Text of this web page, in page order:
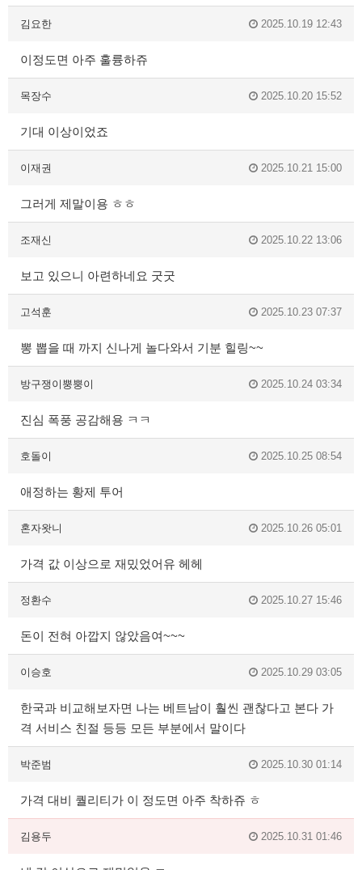
김요한 2025.10.19 12:43
이정도면 아주 훌륭하쥬
목장수 2025.10.20 15:52
기대 이상이었죠
이재권 2025.10.21 15:00
그러게 제말이용 ㅎㅎ
조재신 2025.10.22 13:06
보고 있으니 아련하네요 굿굿
고석훈 2025.10.23 07:37
뽕 뽑을 때 까지 신나게 놀다와서 기분 힐링~~
방구쟁이뿡뿡이 2025.10.24 03:34
진심 폭풍 공감해용 ㅋㅋ
호돌이 2025.10.25 08:54
애정하는 황제 투어
혼자왓니 2025.10.26 05:01
가격 값 이상으로 재밌었어유 헤헤
정환수 2025.10.27 15:46
돈이 전혀 아깝지 않았음여~~~
이승호 2025.10.29 03:05
한국과 비교해보자면 나는 베트남이 훨씬 괜찮다고 본다 가
격 서비스 친절 등등 모든 부분에서 말이다
박준범 2025.10.30 01:14
가격 대비 퀄리티가 이 정도면 아주 착하쥬 ㅎ
김용두 2025.10.31 01:46